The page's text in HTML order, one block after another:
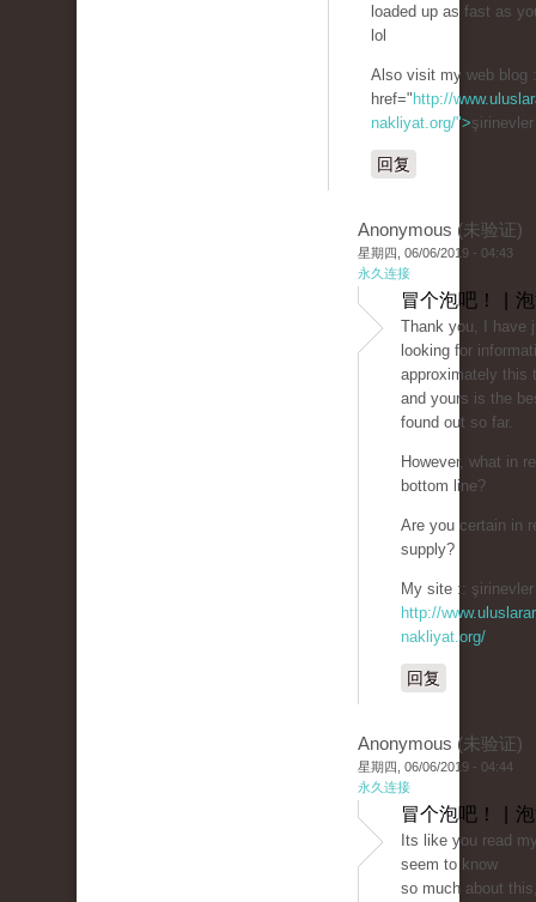
loaded up as fast as
lol
Also visit my web blog
href=" http://
nakliyat.org/">
回复
Anonymous (未验证)
星期四, 06/06/2019 - 04:43
永久连接
冒个泡吧！ |
Thank you, I have
looking for
approximately this
and yours is the
found out so far.
However, what in
bottom line?
Are you certain in
supply?
My site ::
http://
nakliyat.org/
回复
Anonymous (未验证)
星期四, 06/06/2019 - 04:44
永久连接
冒个泡吧！ |
Its like you read
seem to know
so much about